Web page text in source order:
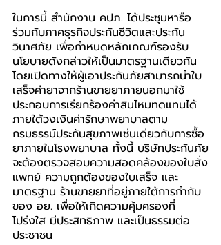
ในการนี้ สำนักงาน คปภ. ได้ประชุมหารือ
ร่วมกับภาคธุรกิจประกันชีวิตและประกัน
วินาศภัย เพื่อกำหนดหลักเกณฑ์รองรับ
นโยบายดังกล่าวให้เป็นมาตรฐานเดียวกัน
โดยเปิดทางให้ผู้เอาประกันภัยสามารถนำใบ
เสร็จค่ายาจากร้านขายยาภายนอกมาใช้
ประกอบการเรียกร้องค่าสินไหมทดแทนได้
ภายใต้วงเงินค่ารักษาพยาบาลตาม
กรมธรรม์ประกันสุขภาพเช่นเดียวกับการซื้อ
ยาภายในโรงพยาบาล ทั้งนี้ บริษัทประกันภัย
จะต้องตรวจสอบความสอดคล้องของใบสั่ง
แพทย์ ความถูกต้องของใบเสร็จ และ
มาตรฐาน ร้านขายยาที่อยู่ภายใต้การกำกับ
ของ อย. เพื่อให้เกิดความคุ้มครองที่
โปร่งใส มีประสิทธิภาพ และเป็นธรรมต่อ
ประชาชน